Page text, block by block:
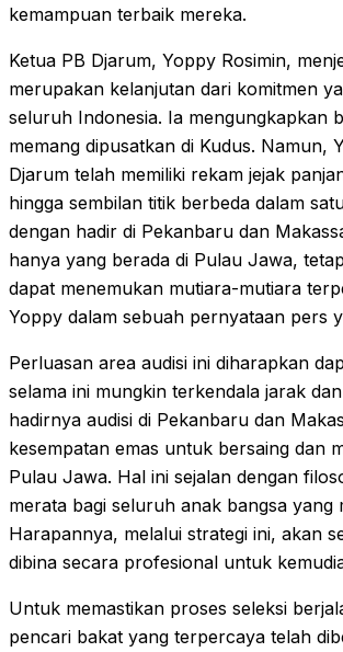
kemampuan terbaik mereka.
Ketua PB Djarum, Yoppy Rosimin,
merupakan kelanjutan dari komitmen
seluruh Indonesia. Ia mengungkapkan
memang dipusatkan di Kudus. Namun,
Djarum telah memiliki rekam jejak
hingga sembilan titik berbeda dalam
dengan hadir di Pekanbaru dan
hanya yang berada di Pulau Jawa,
dapat menemukan mutiara-mutiara
Yoppy dalam sebuah pernyataan pers
Perluasan area audisi ini diharapkan
selama ini mungkin terkendala jarak
hadirnya audisi di Pekanbaru dan
kesempatan emas untuk bersaing dan
Pulau Jawa. Hal ini sejalan dengan
merata bagi seluruh anak bangsa
Harapannya, melalui strategi ini, akan
dibina secara profesional untuk
Untuk memastikan proses seleksi
pencari bakat yang terpercaya telah